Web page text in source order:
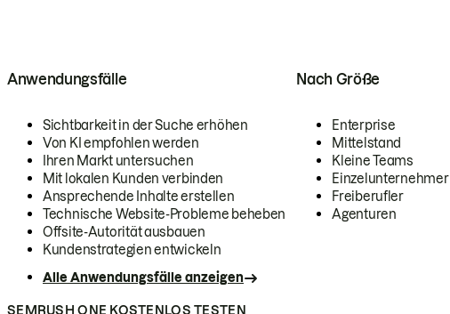
Anwendungsfälle
Sichtbarkeit in der Suche erhöhen
Von KI empfohlen werden
Ihren Markt untersuchen
Mit lokalen Kunden verbinden
Ansprechende Inhalte erstellen
Technische Website-Probleme beheben
Offsite-Autorität ausbauen
Kundenstrategien entwickeln
Alle Anwendungsfälle anzeigen
Nach Größe
Enterprise
Mittelstand
Kleine Teams
Einzelunternehmer
Freiberufler
Agenturen
SEMRUSH ONE KOSTENLOS TESTEN